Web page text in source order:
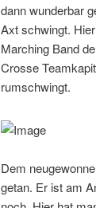
dann wunderbar
Axt schwingt.
Marching Band
Crosse
rumschwingt.
Dem
getan. Er ist am